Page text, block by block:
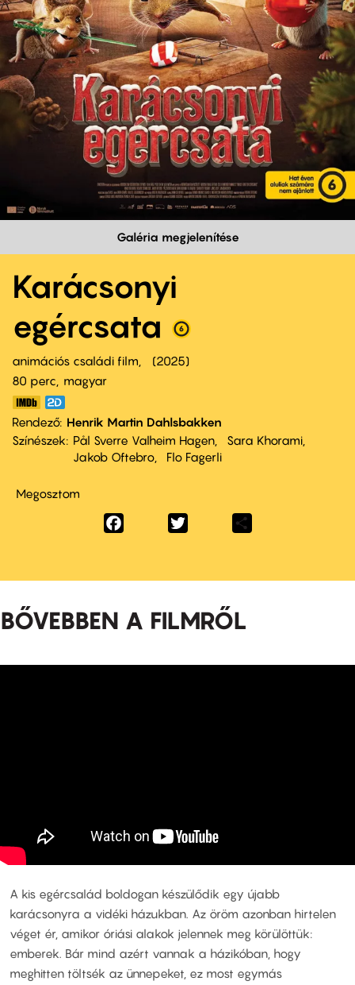
Galéria megjelenítése
Karácsonyi
egércsata
animációs családi film
2025
80 perc,
magyar
Rendező Henrik Martin Dahlsbakken
Színészek
Pål Sverre Valheim Hagen
Sara Khorami
Jakob Oftebro
Flo Fagerli
Megosztom
Facebook
BŐVEBBEN A FILMRŐL
A kis egércsalád boldogan készülődik egy újabb
karácsonyra a vidéki házukban. Az öröm azonban hirtelen
véget ér, amikor óriási alakok jelennek meg körülöttük:
emberek. Bár mind azért vannak a házikóban, hogy
meghitten töltsék az ünnepeket, ez most egymás